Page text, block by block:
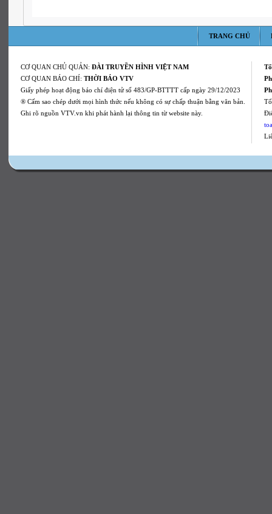
TRANG CHỦ
CƠ QUAN CHỦ QUẢN: ĐÀI TRUYỀN HÌNH VIỆT NAM
CƠ QUAN BÁO CHÍ: THỜI BÁO VTV
Giấy phép hoạt động báo chí điện tử số 483/GP-BTTTT cấp ngày 29/12/2023
® Cấm sao chép dưới mọi hình thức nếu không có sự chấp thuận bằng văn bản.
Ghi rõ nguồn VTV.vn khi phát hành lại thông tin từ website này.